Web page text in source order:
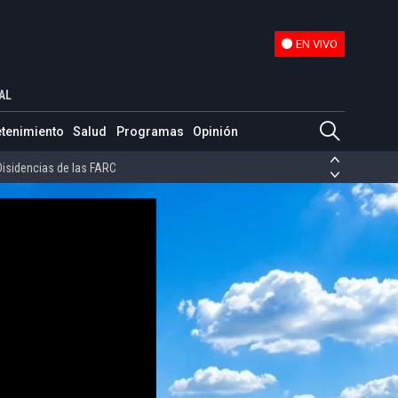
EN VIVO
Salud Programas Opinión
de las FARC
Venezuela Nicolás Maduro
a Petro"
de las FARC